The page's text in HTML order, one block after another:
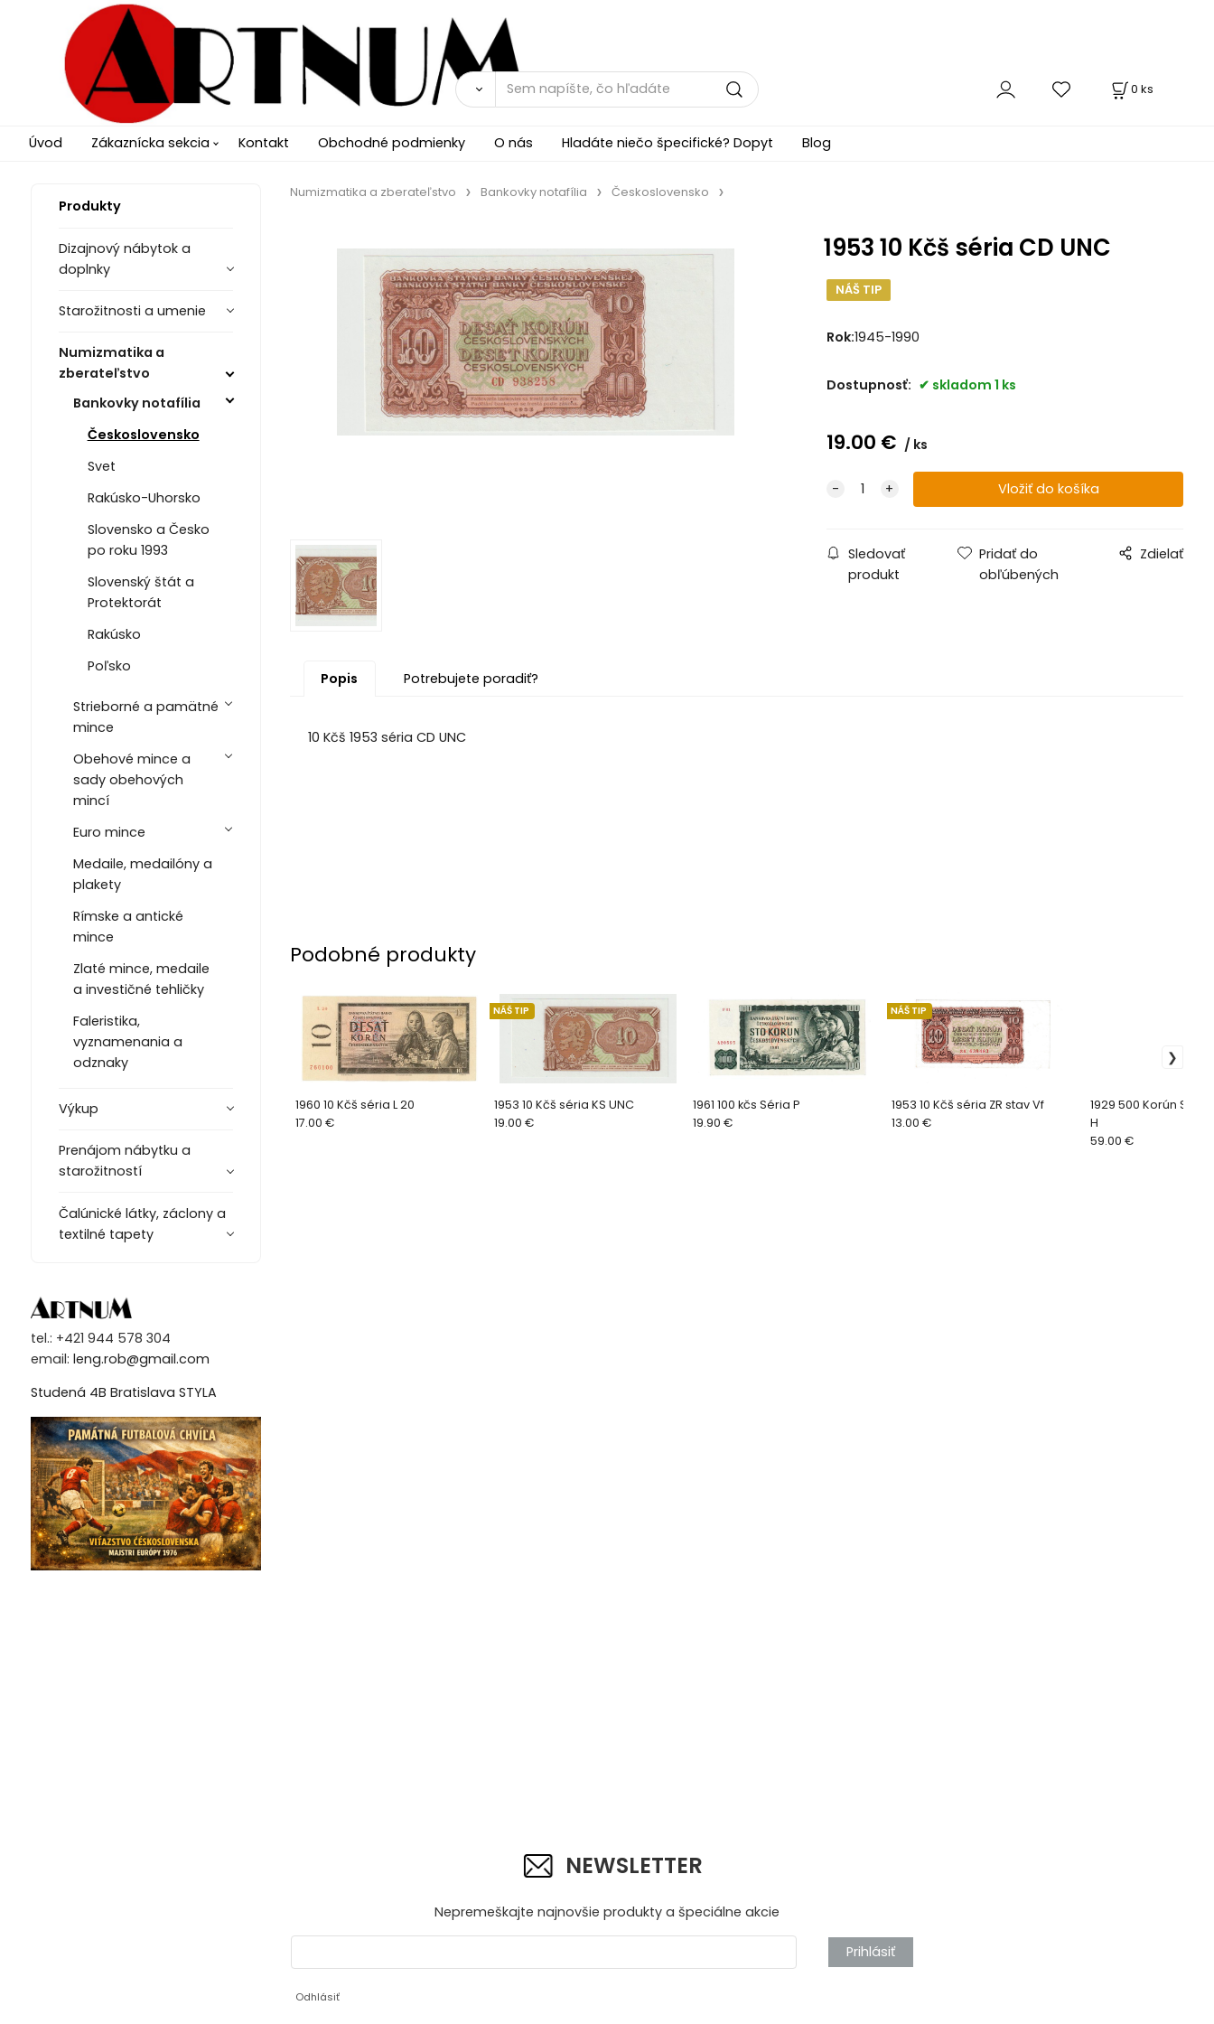
0 ks
Úvod Zákaznícka sekcia Kontakt Obchodné podmienky O nás Hladáte niečo špecifické? Dopyt Blog
Produkty
Dizajnový nábytok a
doplnky
Starožitnosti a umenie
Numizmatika a
zberateľstvo
Bankovky notafília
Československo
Svet
Rakúsko-Uhorsko
Slovensko a Česko
po roku 1993
Slovenský štát a
Protektorát
Rakúsko
Poľsko
Strieborné a pamätné
mince
Obehové mince a
sady obehových
mincí
Euro mince
Medaile, medailóny a
plakety
Rímske a antické
mince
Zlaté mince, medaile
a investičné tehličky
Faleristika,
vyznamenania a
odznaky
Výkup
Prenájom nábytku a
starožitností
Čalúnické látky, záclony a
textilné tapety
tel.: +421 944 578 304
email: leng.rob@gmail.com
Studená 4B Bratislava STYLA
Numizmatika a zberateľstvo Bankovky notafília Československo
1953 10 Kčš séria CD UNC
NÁŠ TIP
Rok:1945-1990
Dostupnosť: skladom 1 ks
19.00 € ks
Sledovať
produkt
Pridať do
obľúbených
Zdielať
Popis Potrebujete poradiť?
10 Kčš 1953 séria CD UNC
Podobné produkty
1960 10 Kčš séria L 20
17.00 €
1953 10 Kčš séria KS UNC
NÁŠ TIP
19.00 €
1961 100 kčs Séria P
19.90 €
1953 10 Kčš séria ZR stav Vf
NÁŠ TIP
13.00 €
1929 500 Korún
H
59.00 €
NEWSLETTER
Nepremeškajte najnovšie produkty a špeciálne akcie
Prihlásiť
Odhlásiť